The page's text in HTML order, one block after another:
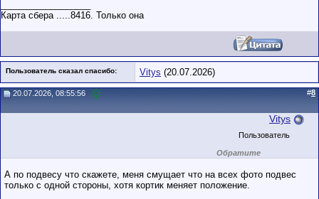
Карта сбера .....8416. Только она
Пользователь сказал cпасибо: Vitys (20.07.2026)
20.07.2026, 08:55:56 #8
Vitys
Пользователь
Обратите
внимание на
маленький стаж
пользователя на
этом форуме.
А по подвесу что скажете, меня смущает что на всех фото подвес
только с одной стороны, хотя кортик меняет положение.